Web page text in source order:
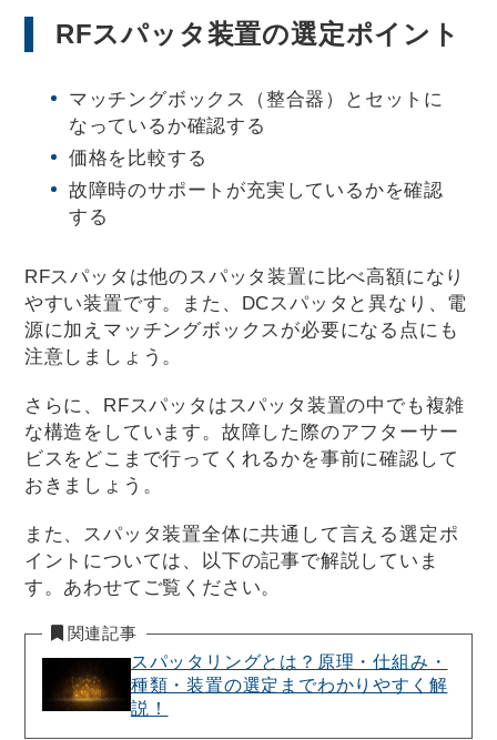
RFスパッタ装置の選定ポイント
マッチングボックス（整合器）とセットに
なっているか確認する
価格を比較する
故障時のサポートが充実しているかを確認
する
RFスパッタは他のスパッタ装置に比べ高額になり
やすい装置です。また、DCスパッタと異なり、電
源に加えマッチングボックスが必要になる点にも
注意しましょう。
さらに、RFスパッタはスパッタ装置の中でも複雑
な構造をしています。故障した際のアフターサー
ビスをどこまで行ってくれるかを事前に確認して
おきましょう。
また、スパッタ装置全体に共通して言える選定ポ
イントについては、以下の記事で解説していま
す。あわせてご覧ください。
関連記事
スパッタリングとは？原理・仕組み・
種類・装置の選定までわかりやすく解
説！